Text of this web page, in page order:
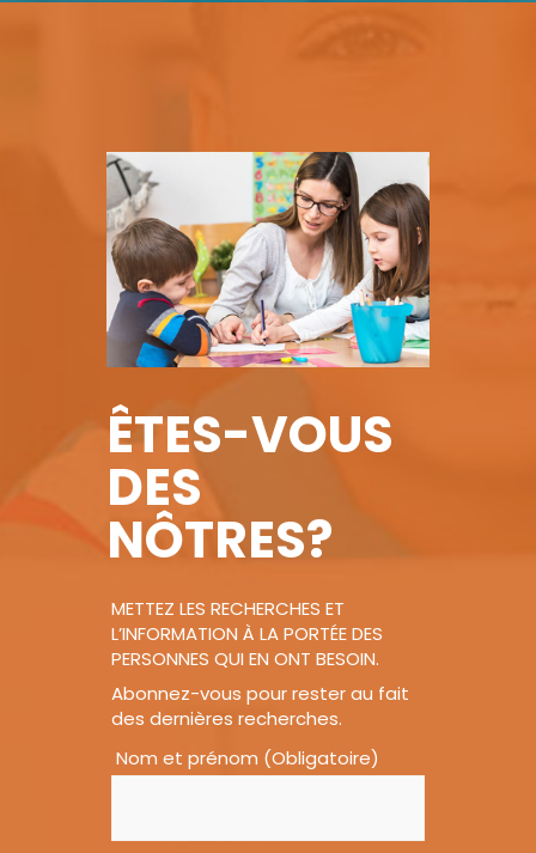
ÊTES-VOUS
DES
NÔTRES?
METTEZ LES RECHERCHES ET
L’INFORMATION À LA PORTÉE DES
PERSONNES QUI EN ONT BESOIN.
Abonnez-vous pour rester au fait
des dernières recherches.
Nom et prénom (Obligatoire)